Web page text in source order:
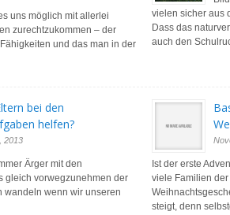
uns möglich mit allerlei
zurechtzukommen – der
und das man in der
vielen sicher aus
Dass das
auch den
bei den
helfen?
2013
Ärger mit den
gleich vorwegzunehmen der
wandeln wenn wir unseren
Ist der erste
viele Familien
steigt, denn